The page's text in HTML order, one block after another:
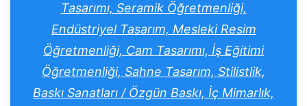
Tasarımı, Seramik Öğretmenliği,
Endüstriyel Tasarım, Mesleki Resim
Öğretmenliği, Cam Tasarımı, İş Eğitimi
Öğretmenliği, Sahne Tasarım, Stilistlik,
Baskı Sanatları / Özgün Baskı, İç Mimarlık,